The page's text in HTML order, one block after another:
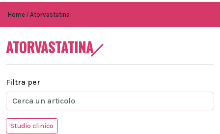
Home Atorvastatina
ATORVASTATINA
Filtra per
Studio clinico